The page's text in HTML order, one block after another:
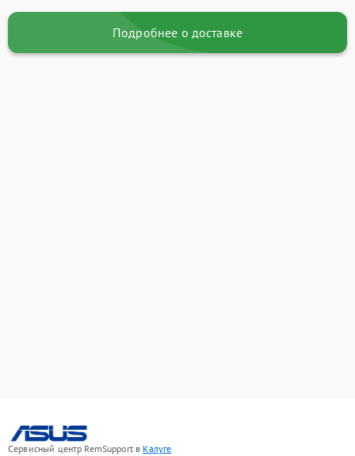
Подробнее о доставке
Сервисный центр RemSupport в Калуге